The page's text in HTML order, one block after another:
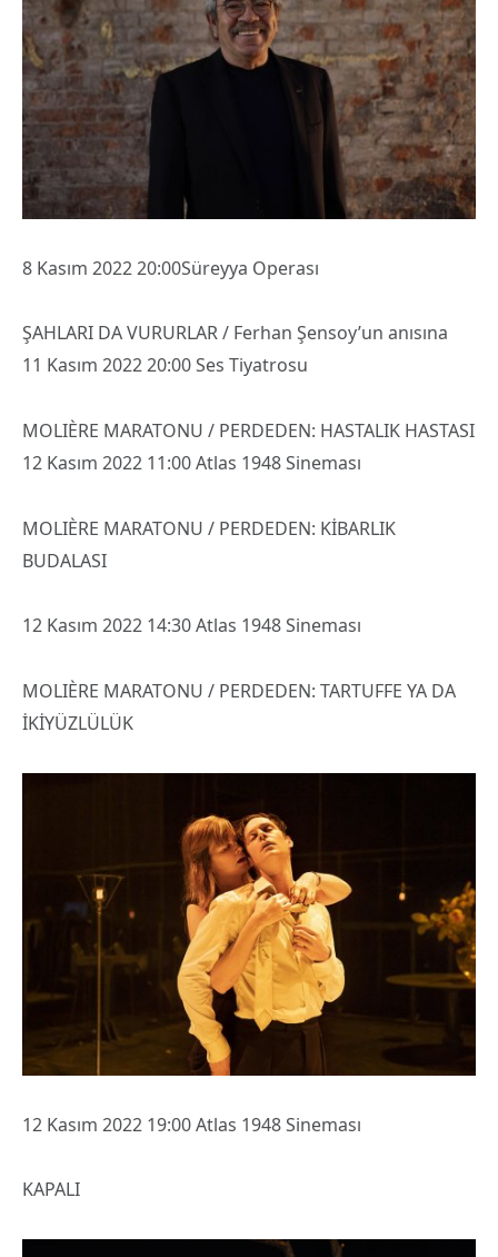
8 Kasım 2022 20:00Süreyya Operası
ŞAHLARI DA VURURLAR / Ferhan Şensoy’un anısına
11 Kasım 2022 20:00 Ses Tiyatrosu
MOLIÈRE MARATONU / PERDEDEN: HASTALIK HASTASI
12 Kasım 2022 11:00 Atlas 1948 Sineması
MOLIÈRE MARATONU / PERDEDEN: KİBARLIK
BUDALASI
12 Kasım 2022 14:30 Atlas 1948 Sineması
MOLIÈRE MARATONU / PERDEDEN: TARTUFFE YA DA
İKİYÜZLÜLÜK
12 Kasım 2022 19:00 Atlas 1948 Sineması
KAPALI